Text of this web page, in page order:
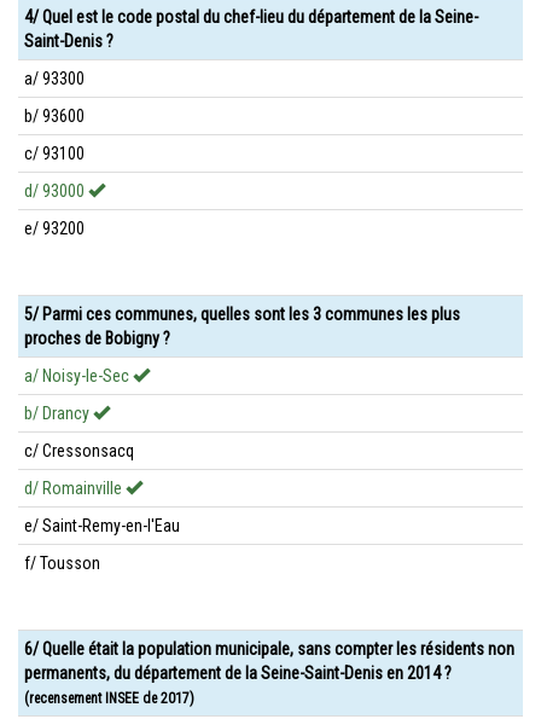
4/ Quel est le code postal du chef-lieu du département de la Seine-
Saint-Denis ?
a/ 93300
b/ 93600
c/ 93100
d/ 93000
e/ 93200
5/ Parmi ces communes, quelles sont les 3 communes les plus
proches de Bobigny ?
a/ Noisy-le-Sec
b/ Drancy
c/ Cressonsacq
d/ Romainville
e/ Saint-Remy-en-l'Eau
f/ Tousson
6/ Quelle était la population municipale, sans compter les résidents non
permanents, du département de la Seine-Saint-Denis en 2014 ?
(recensement INSEE de 2017)